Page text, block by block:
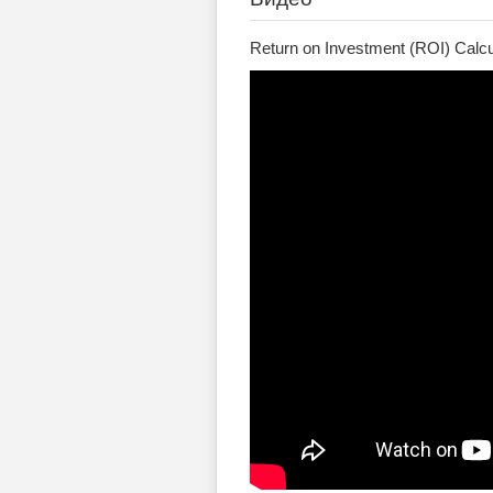
Return on Investment (ROI)